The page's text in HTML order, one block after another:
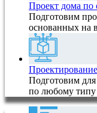
Проект дома по
Подготовим
основанных на
Подготовим для
по любому типу